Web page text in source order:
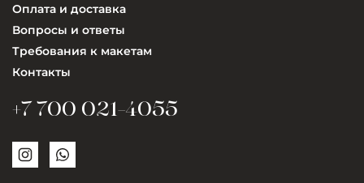
Оплата и доставка
Вопросы и ответы
Требования к макетам
Контакты
+7 700 021-4055